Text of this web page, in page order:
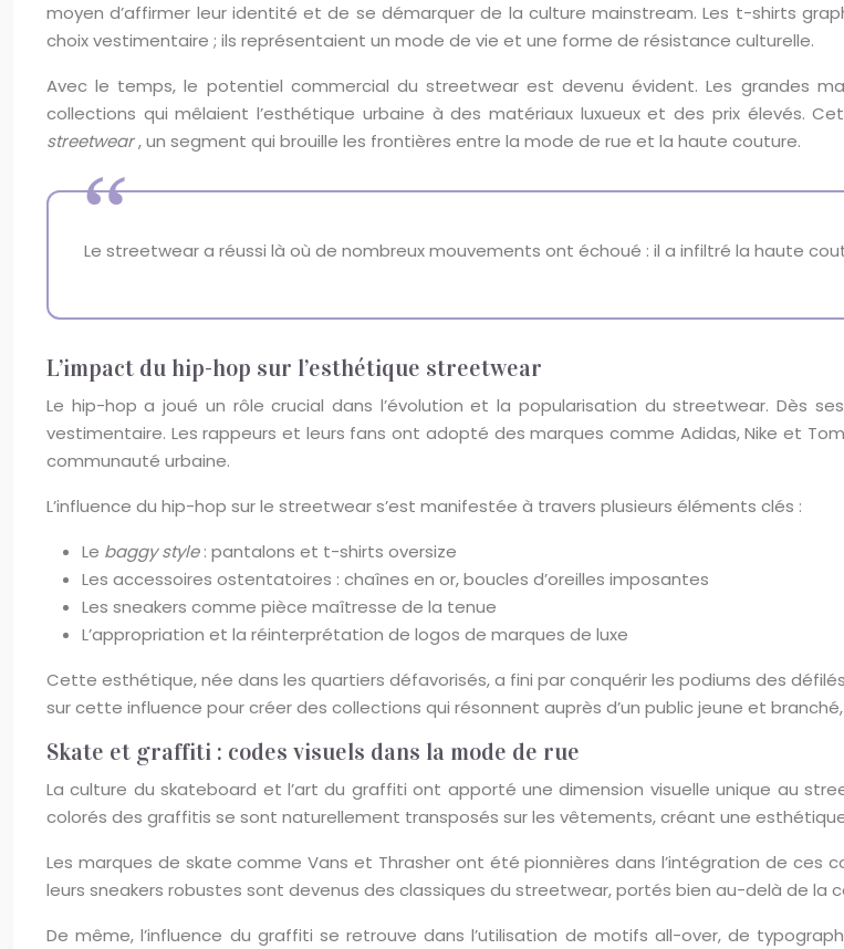
moyen d’affirmer leur identité et de se démarquer de la culture mainstream. Les t-shirts
choix vestimentaire ; ils représentaient un mode de vie et une forme de résistance culturelle.
Avec le temps, le potentiel commercial du streetwear est devenu évident. Les grandes
collections qui mêlaient l’esthétique urbaine à des matériaux luxueux et des prix élevés.
streetwear, un segment qui brouille les frontières entre la mode de rue et la haute couture.
Le streetwear a réussi là où de nombreux mouvements ont échoué : il a infiltré la haute
L’impact du hip-hop sur l’esthétique streetwear
Le hip-hop a joué un rôle crucial dans l’évolution et la popularisation du streetwear. Dès
vestimentaire. Les rappeurs et leurs fans ont adopté des marques comme Adidas, Nike et
communauté urbaine.
L’influence du hip-hop sur le streetwear s’est manifestée à travers plusieurs éléments clés :
Le baggy style: pantalons et t-shirts oversize
Les accessoires ostentatoires : chaînes en or, boucles d’oreilles imposantes
Les sneakers comme pièce maîtresse de la tenue
L’appropriation et la réinterprétation de logos de marques de luxe
Cette esthétique, née dans les quartiers défavorisés, a fini par conquérir les podiums des
sur cette influence pour créer des collections qui résonnent auprès d’un public jeune et
Skate et graffiti : codes visuels dans la mode de rue
La culture du skateboard et l’art du graffiti ont apporté une dimension visuelle unique au
colorés des graffitis se sont naturellement transposés sur les vêtements, créant une
Les marques de skate comme Vans et Thrasher ont été pionnières dans l’intégration de
leurs sneakers robustes sont devenus des classiques du streetwear, portés bien au-delà de la
De même, l’influence du graffiti se retrouve dans l’utilisation de motifs all-over, de